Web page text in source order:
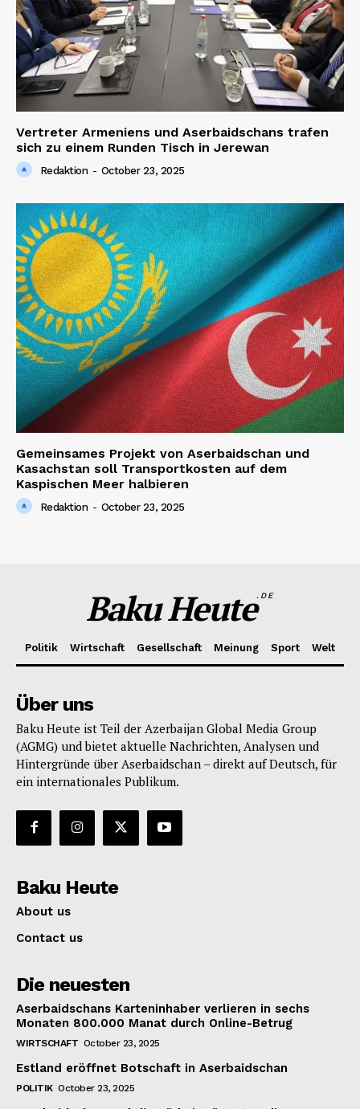
Vertreter Armeniens und Aserbaidschans trafen
sich zu einem Runden Tisch in Jerewan
Redaktion - October 23, 2025
Gemeinsames Projekt von Aserbaidschan und
Kasachstan soll Transportkosten auf dem
Kaspischen Meer halbieren
Redaktion - October 23, 2025
Baku Heute.DE
Politik Wirtschaft Gesellschaft Meinung Sport Welt
Über uns
Baku Heute ist Teil der Azerbaijan Global Media Group
(AGMG) und bietet aktuelle Nachrichten, Analysen und
Hintergründe über Aserbaidschan – direkt auf Deutsch, für
ein internationales Publikum.
Baku Heute
About us
Contact us
Die neuesten
Aserbaidschans Karteninhaber verlieren in sechs
Monaten 800.000 Manat durch Online-Betrug
WIRTSCHAFT October 23, 2025
Estland eröffnet Botschaft in Aserbaidschan
POLITIK October 23, 2025